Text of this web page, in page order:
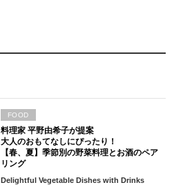
料理家 平野由希子が提案
大人のおもてなしにぴったり！
【春、夏】季節別の野菜料理とお酒のペア
リング
Delightful Vegetable Dishes with Drinks
FOOD